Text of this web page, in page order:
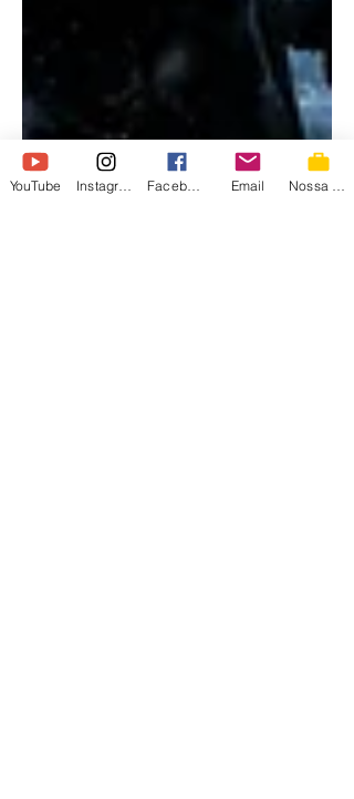
YouTube Email